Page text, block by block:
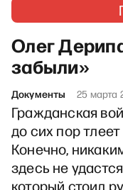
Олег
забыли»
Документы 25 марта
Гражданская
до сих пор
Конечно,
здесь не
который стоил